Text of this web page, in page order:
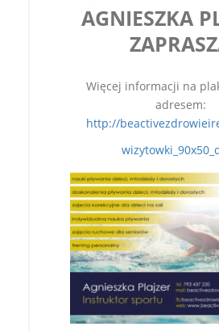
AGNIESZKA
Więcej informacji na
adresem:
http://